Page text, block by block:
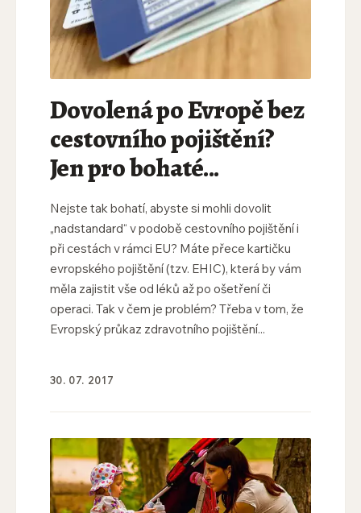
Dovolená po Evropě bez
cestovního pojištění?
Jen pro bohaté...
Nejste tak bohatí, abyste si mohli dovolit
„nadstandard“ v podobě cestovního pojištění i
při cestách v rámci EU? Máte přece kartičku
evropského pojištění (tzv. EHIC), která by vám
měla zajistit vše od léků až po ošetření či
operaci. Tak v čem je problém? Třeba v tom, že
Evropský průkaz zdravotního pojištění...
30. 07. 2017